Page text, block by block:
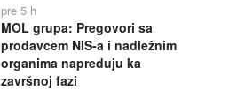
pre 5 h
MOL grupa: Pregovori sa
prodavcem NIS-a i nadležnim
organima napreduju ka
završnoj fazi